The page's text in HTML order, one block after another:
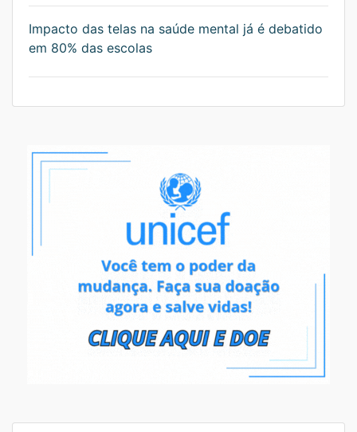
Impacto das telas na saúde mental já é debatido
em 80% das escolas